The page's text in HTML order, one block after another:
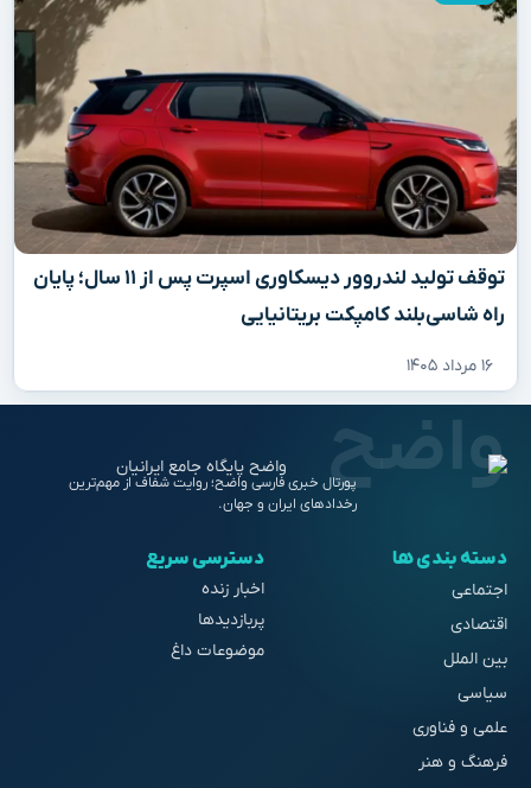
توقف تولید لندروور دیسکاوری اسپرت پس از ۱۱ سال؛ پایان
راه شاسی‌بلند کامپکت بریتانیایی
۱۶ مرداد ۱۴۰۵
پورتال خبری فارسی واضح؛ روایت شفاف از مهم‌ترین
رخدادهای ایران و جهان.
دسته بندی ها
اجتماعی
اقتصادی
بین الملل
سیاسی
علمی و فناوری
فرهنگ و هنر
دسترسی سریع
اخبار زنده
پربازدیدها
موضوعات داغ